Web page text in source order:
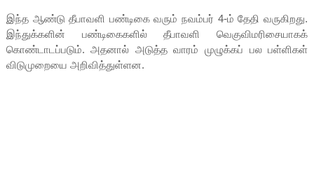
இந்த ஆண்டு தீபாவளி பண்டிகை வரும் நவம்பர் 4-ம் தேதி வருகிறது.
இந்துக்களின் பண்டிகைகளில் தீபாவளி வெகுவிமரிசையாகக்
கொண்டாடப்படும். அதனால் அடுத்த வாரம் முழுக்கப் பல பள்ளிகள்
விடுமுறையை அறிவித்துள்ளன.